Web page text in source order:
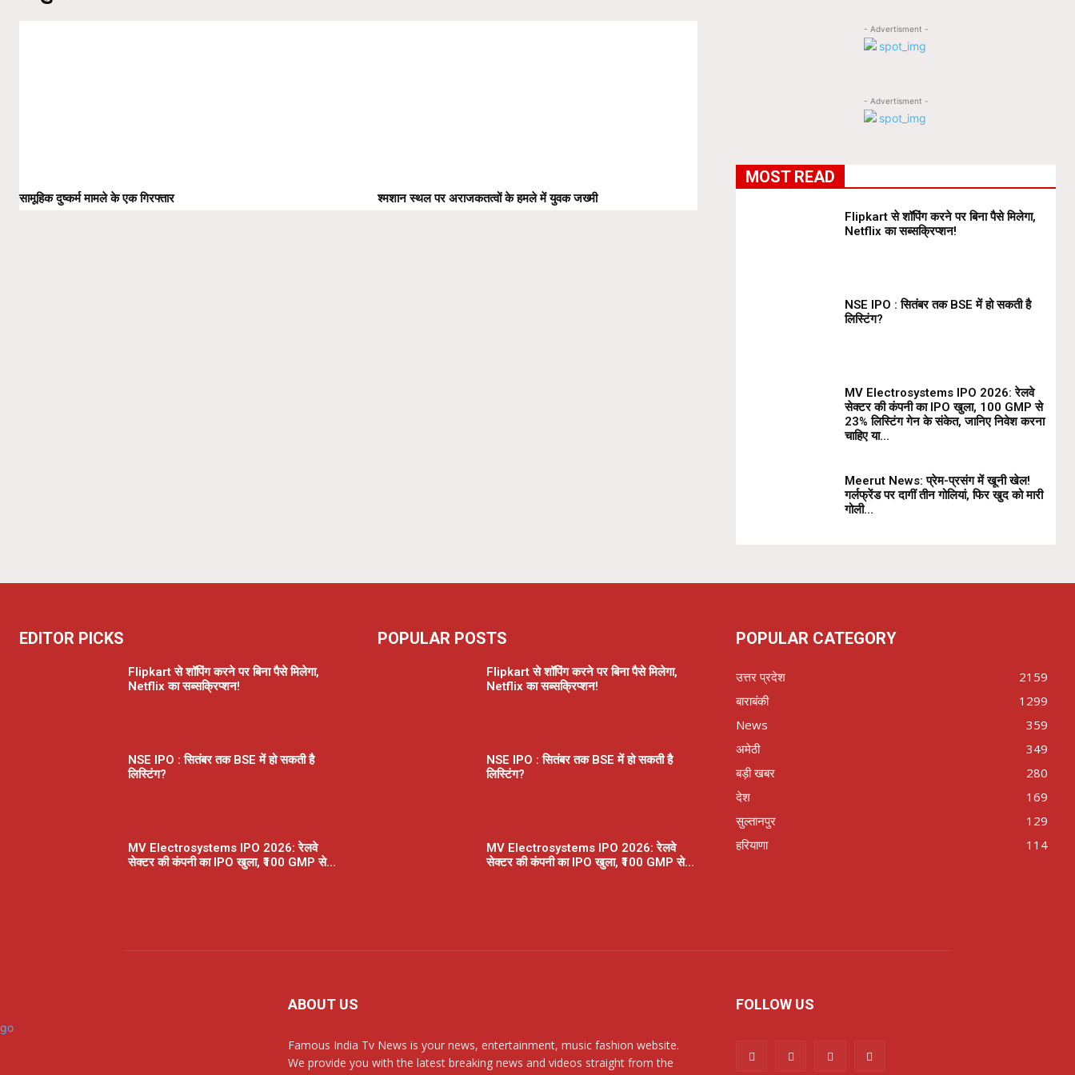
सामूहिक दुष्कर्म मामले के एक गिरफ्तार श्मशान स्थल पर अराजकतत्वों के हमले में युवक जख्मी
- Advertisment -
- Advertisment -
MOST READ
Flipkart से शॉपिंग करने पर बिना पैसे मिलेगा,
Netflix का सब्सक्रिप्शन!
NSE IPO : सितंबर तक BSE में हो सकती है
लिस्टिंग?
MV Electrosystems IPO 2026: रेलवे
सेक्टर की कंपनी का IPO खुला, ₹100 GMP से
23% लिस्टिंग गेन के संकेत, जानिए निवेश करना
चाहिए या...
Meerut News: प्रेम-प्रसंग में खूनी खेल!
गर्लफ्रेंड पर दागीं तीन गोलियां, फिर खुद को मारी
गोली…
EDITOR PICKS
Flipkart से शॉपिंग करने पर बिना पैसे मिलेगा,
Netflix का सब्सक्रिप्शन!
NSE IPO : सितंबर तक BSE में हो सकती है
लिस्टिंग?
MV Electrosystems IPO 2026: रेलवे
सेक्टर की कंपनी का IPO खुला, ₹100 GMP से...
POPULAR POSTS
Flipkart से शॉपिंग करने पर बिना पैसे मिलेगा,
Netflix का सब्सक्रिप्शन!
NSE IPO : सितंबर तक BSE में हो सकती है
लिस्टिंग?
MV Electrosystems IPO 2026: रेलवे
सेक्टर की कंपनी का IPO खुला, ₹100 GMP से...
POPULAR CATEGORY
उत्तर प्रदेश
2159
बाराबंकी
1299
News
359
अमेठी
349
बड़ी खबर
280
देश
169
सुल्तानपुर
129
हरियाणा
114
ABOUT US
Famous India Tv News is your news, entertainment, music fashion website.
We provide you with the latest breaking news and videos straight from the
FOLLOW US